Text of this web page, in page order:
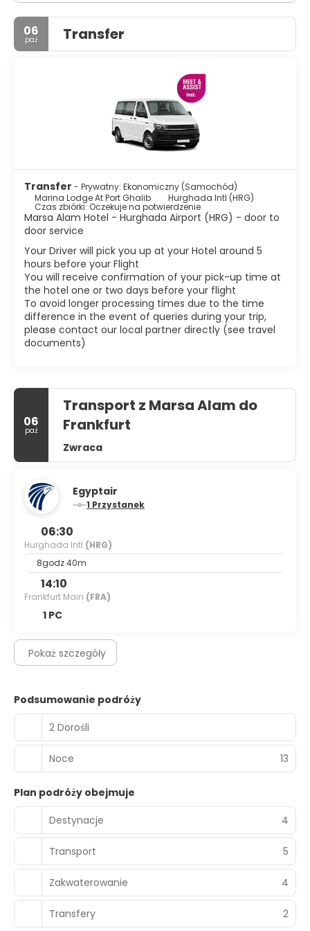
06
paź Transfer
Transfer - Prywatny: Ekonomiczny (Samochód)
Marina Lodge At Port Ghalib
Hurghada Intl (HRG)
Czas zbiórki: Oczekuje na potwierdzenie
Marsa Alam Hotel - Hurghada Airport (HRG) - door to
door service
Your Driver will pick you up at your Hotel around 5
hours before your Flight
You will receive confirmation of your pick-up time at
the hotel one or two days before your flight
To avoid longer processing times due to the time
difference in the event of queries during your trip,
please contact our local partner directly (see travel
documents)
06
paź
Transport z Marsa Alam do
Frankfurt
Zwraca
Egyptair
1 Przystanek
06:30
Hurghada Intl (HRG)
8godz 40m
14:10
Frankfurt Main (FRA)
1 PC
Pokaż szczegóły
Podsumowanie podróży
2 Dorośli
Noce 13
Plan podróży obejmuje
Destynacje
4
Transport 5
Zakwaterowanie 4
Transfery 2